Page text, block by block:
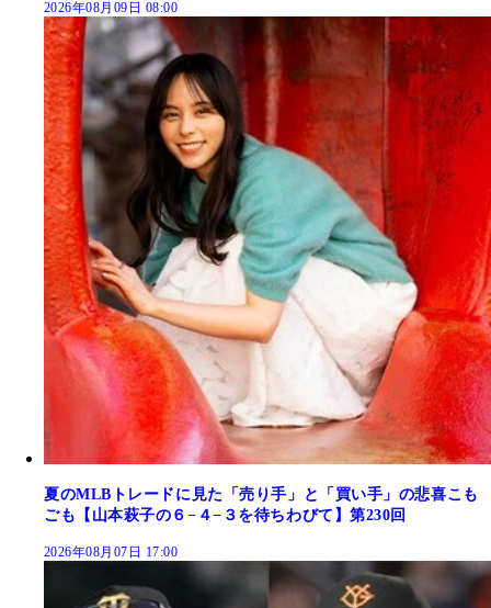
2026年08月09日 08:00
夏のMLBトレードに見た「売り手」と「買い手」の悲喜こも
ごも【山本萩子の６−４−３を待ちわびて】第230回
2026年08月07日 17:00